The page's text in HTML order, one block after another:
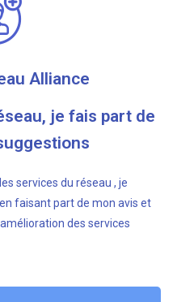
Alliance
je fais part de
services du réseau , je
faisant part de mon avis et
des services